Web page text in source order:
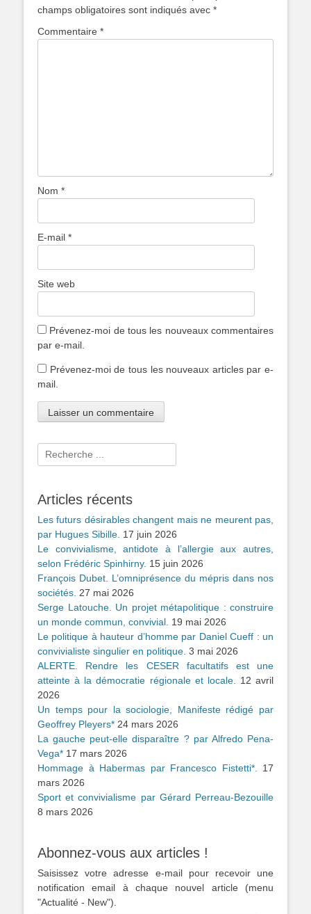
champs obligatoires sont indiqués avec *
Commentaire *
Nom *
E-mail *
Site web
Prévenez-moi de tous les nouveaux commentaires
par e-mail.
Prévenez-moi de tous les nouveaux articles par e-
mail.
Rechercher :
Articles récents
Les futurs désirables changent mais ne meurent pas,
par Hugues Sibille. 17 juin 2026
Le convivialisme, antidote à l’allergie aux autres,
selon Frédéric Spinhirny. 15 juin 2026
François Dubet. L’omniprésence du mépris dans nos
sociétés. 27 mai 2026
Serge Latouche. Un projet métapolitique : construire
un monde commun, convivial. 19 mai 2026
Le politique à hauteur d’homme par Daniel Cueff : un
convivialiste singulier en politique. 3 mai 2026
ALERTE. Rendre les CESER facultatifs est une
atteinte à la démocratie régionale et locale.
12 avril
2026
Un temps pour la sociologie, Manifeste rédigé par
Geoffrey Pleyers* 24 mars 2026
La gauche peut-elle disparaître ? par Alfredo Pena-
Vega* 17 mars 2026
Hommage à Habermas par Francesco Fistetti*.
17
mars 2026
Sport et convivialisme par Gérard Perreau-Bezouille
8 mars 2026
Abonnez-vous aux articles !
Saisissez votre adresse e-mail pour recevoir une
notification email à chaque nouvel article (menu
"Actualité - New").